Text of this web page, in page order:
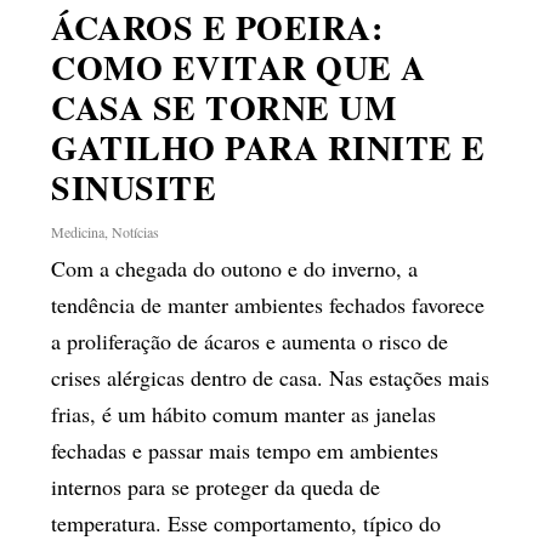
ÁCAROS E POEIRA:
COMO EVITAR QUE A
CASA SE TORNE UM
GATILHO PARA RINITE E
SINUSITE
Medicina ,Notícias
Com a chegada do outono e do inverno, a
tendência de manter ambientes fechados favorece
a proliferação de ácaros e aumenta o risco de
crises alérgicas dentro de casa. Nas estações mais
frias, é um hábito comum manter as janelas
fechadas e passar mais tempo em ambientes
internos para se proteger da queda de
temperatura. Esse comportamento, típico do